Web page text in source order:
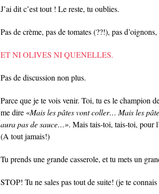
J’ai dit c’est tout ! Le reste, tu oublies.
Pas de crème, pas de tomates (??!), pas
ET NI OLIVES NI QUENELLES.
Pas de discussion non plus.
Parce que je te vois venir. Toi, tu es le champion
me dire «Mais les pâtes vont coller… Mais les
aura pas de sauce…». Mais tais-toi, tais-toi, pour
(A tout jamais!)
Tu prends une grande casserole, et tu mets un
STOP! Tu ne sales pas tout de suite! (je te